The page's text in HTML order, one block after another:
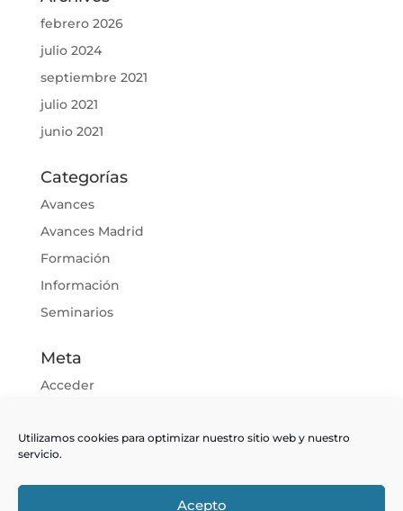
Utilizamos cookies para optimizar nuestro sitio web y nuestro
servicio.
Acepto
febrero 2026
julio 2024
septiembre 2021
julio 2021
junio 2021
Categorías
Avances
Avances Madrid
Formación
Información
Seminarios
Meta
Acceder
Feed de comentarios